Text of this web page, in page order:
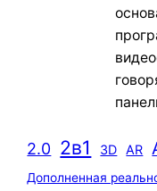
2.0 2в1 3D AR
Дополненная